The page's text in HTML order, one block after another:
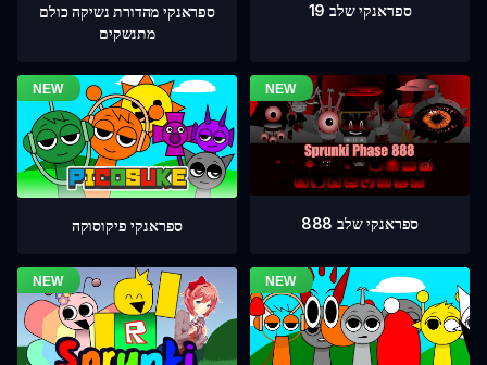
ספראנקי מהדורת נשיקה כולם
מתנשקים
ספראנקי שלב 19
ספראנקי פיקוסוקה ספראנקי שלב 888